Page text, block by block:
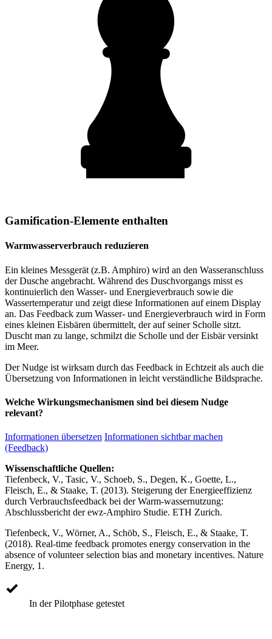
Gamification-Elemente enthalten
Warmwasserverbrauch reduzieren
Ein kleines Messgerät (z.B. Amphiro) wird an den Wasseranschluss
der Dusche angebracht. Während des Duschvorgangs misst es
kontinuierlich den Wasser- und Energieverbrauch sowie die
Wassertemperatur und zeigt diese Informationen auf einem Display
an. Das Feedback zum Wasser- und Energieverbrauch wird in Form
eines kleinen Eisbären übermittelt, der auf seiner Scholle sitzt.
Duscht man zu lange, schmilzt die Scholle und der Eisbär versinkt
im Meer.
Der Nudge ist wirksam durch das Feedback in Echtzeit als auch die
Übersetzung von Informationen in leicht verständliche Bildsprache.
Welche Wirkungsmechanismen sind bei diesem Nudge
relevant?
Informationen übersetzen Informationen sichtbar machen
(Feedback)
Wissenschaftliche Quellen:
Tiefenbeck, V., Tasic, V., Schoeb, S., Degen, K., Goette, L.,
Fleisch, E., & Staake, T. (2013). Steigerung der Energieeffizienz
durch Verbrauchsfeedback bei der Warm-wassernutzung:
Abschlussbericht der ewz-Amphiro Studie. ETH Zurich.
Tiefenbeck, V., Wörner, A., Schöb, S., Fleisch, E., & Staake, T.
(2018). Real-time feedback promotes energy conservation in the
absence of volunteer selection bias and monetary incentives. Nature
Energy, 1.
In der Pilotphase getestet